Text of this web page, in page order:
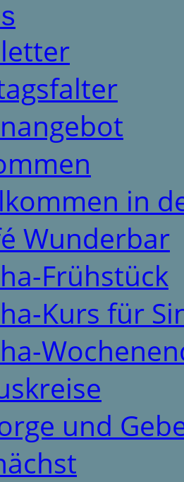
in
Wunderbar
Frühstück
Kurs für
und